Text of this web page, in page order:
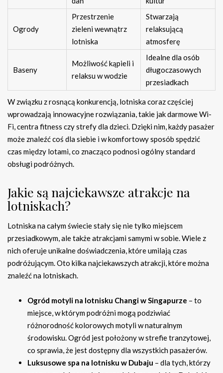
Ogrody
Przestrzenie
zieleni wewnątrz
lotniska
Stwarzają
relaksującą
atmosferę
Baseny
Możliwość kąpieli i
relaksu w wodzie
Idealne dla osób
długoczasowych
przesiadkach
W związku z rosnącą konkurencją, lotniska coraz częściej
wprowadzają innowacyjne rozwiązania, takie jak darmowe Wi-
Fi, centra fitness czy strefy dla dzieci. Dzięki nim, każdy pasażer
może znaleźć coś dla siebie i w komfortowy sposób spędzić
czas między lotami, co znacząco podnosi ogólny standard
obsługi podróżnych.
Jakie są najciekawsze atrakcje na
lotniskach?
Lotniska na całym świecie stały się nie tylko miejscem
przesiadkowym, ale także atrakcjami samymi w sobie. Wiele z
nich oferuje unikalne doświadczenia, które umilają czas
podróżującym. Oto kilka najciekawszych atrakcji, które można
znaleźć na lotniskach.
Ogród motyli na lotnisku Changi w Singapurze – to
miejsce, w którym podróżni mogą podziwiać
różnorodność kolorowych motyli w naturalnym
środowisku. Ogród jest położony w strefie tranzytowej,
co sprawia, że jest dostępny dla wszystkich pasażerów.
Luksusowe spa na lotnisku w Dubaju – dla tych, którzy